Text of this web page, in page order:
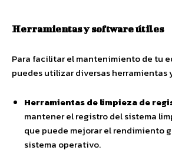
Herramientas y software útiles
Para facilitar el mantenimiento de tu
puedes utilizar diversas herramientas
Herramientas de limpieza de
mantener el registro del sistema
que puede mejorar el rendimiento
sistema operativo.